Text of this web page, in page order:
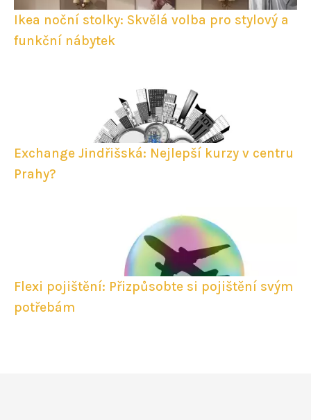
Ikea noční stolky: Skvělá volba pro stylový a
funkční nábytek
Exchange Jindřišská: Nejlepší kurzy v centru
Prahy?
Flexi pojištění: Přizpůsobte si pojištění svým
potřebám